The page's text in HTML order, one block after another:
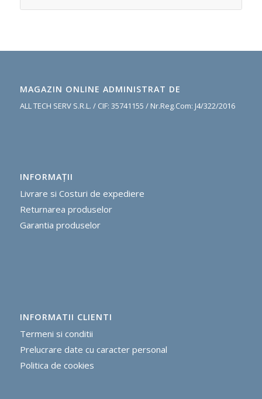
MAGAZIN ONLINE ADMINISTRAT DE
ALL TECH SERV S.R.L. / CIF: 35741155 / Nr.Reg.Com: J4/322/2016
INFORMAŢII
Livrare si Costuri de expediere
Returnarea produselor
Garantia produselor
INFORMATII CLIENTI
Termeni si conditii
Prelucrare date cu caracter personal
Politica de cookies